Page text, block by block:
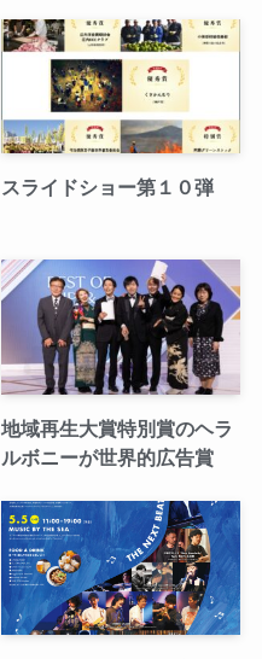
スライドショー第１０弾
地域再生大賞特別賞のヘラ
ルボニーが世界的広告賞